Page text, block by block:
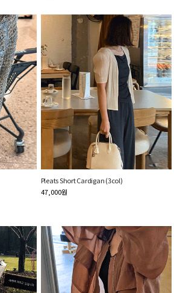
Pleats Short Cardigan (3col)
47,000원